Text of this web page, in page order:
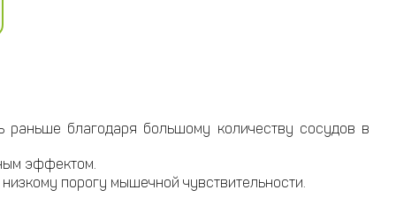
раньше благодаря большому количеству сосудов в
эффектом.
порогу мышечной чувствительности.